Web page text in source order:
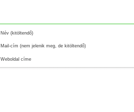
Név (kitöltendő)
Mail-cím (nem jelenik meg, de kitöltendő)
Weboldal címe